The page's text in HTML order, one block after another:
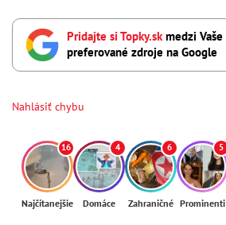
Pridajte si Topky.skmedzi Vaše
preferované zdroje na Google
Nahlásiť chybu
16
Najčítanejšie
4
Domáce
6
Zahraničné
5
Prominenti